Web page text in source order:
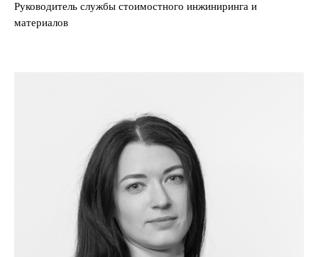
Руководитель службы стоимостного инжиниринга и
материалов